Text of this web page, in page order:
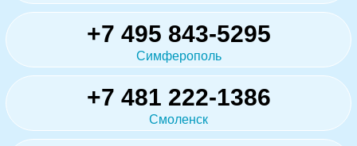
+7 495 843-5295
Симферополь
+7 481 222-1386
Смоленск